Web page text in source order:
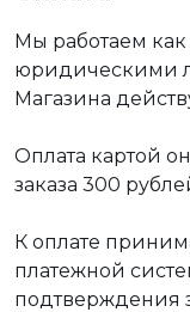
Мы работаем
юридическими
Магазина
Оплата картой
заказа 300
К оплате
платежной
подтверждения